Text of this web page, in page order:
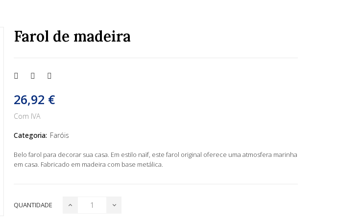
Farol de madeira
26,92 €
Com IVA
Categoria: Faróis
Belo farol para decorar sua casa. Em estilo naïf, este farol original oferece uma atmosfera marinha
em casa. Fabricado em madeira com base metálica.
QUANTIDADE